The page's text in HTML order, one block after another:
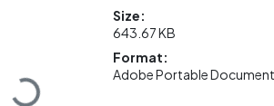
Loading...
Size:
643.67 KB
Format:
Adobe Portable